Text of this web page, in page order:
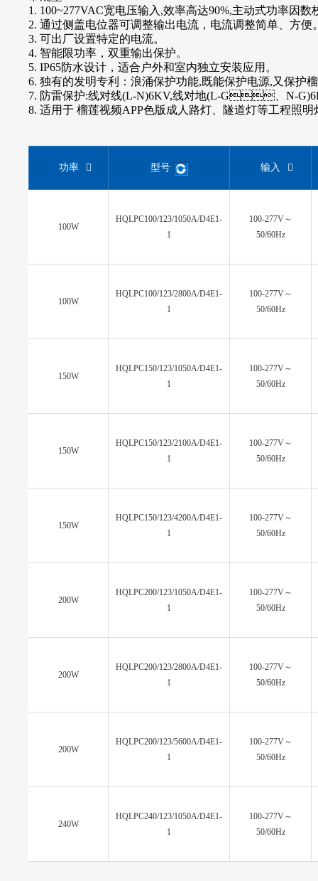
1. 100~277VAC宽电压输入,效率高达90%,主动式功率因数校
2. 通过侧盖电位器可调整输出电流，电流调整简单、方便
3. 可出厂设置特定的电流。
4. 智能限功率，双重输出保护。
5. IP65防水设计，适合户外和室内独立安装应用。
6. 独有的发明专利：浪涌保护功能,既能保护电源,又保护
7. 防雷保护:线对线(L-N)6KV,线对地(L-G、N-
8. 适用于 榴莲视频APP色版成人路灯、隧道灯等工程照明
1. 100~277VAC宽电压输入,效率高达90%,主动式功率因数校
2. 通过侧盖电位器可调整输出电流，电流调整简单、方便
3. 可出厂设置特定的电流。
4. 智能限功率，双重输出保护。
5. 支持1-10V/PWM调光功能。
6. 可设定 定时调光功能。
7. IP65防水设计，适合户外和室内独立安装应用。
8. 独有的发明专利：浪涌保护功能,既能保护电源,又保护榴
功率 型号 输入
100W
HQLPC100/123/1050A/D4E1-
1
100-277V～
50/60Hz
100W
HQLPC100/123/2800A/D4E1-
1
100-277V～
50/60Hz
150W
HQLPC150/123/1050A/D4E1-
1
100-277V～
50/60Hz
150W
HQLPC150/123/2100A/D4E1-
1
100-277V～
50/60Hz
150W
HQLPC150/123/4200A/D4E1-
1
100-277V～
50/60Hz
200W
HQLPC200/123/1050A/D4E1-
1
100-277V～
50/60Hz
200W
HQLPC200/123/2800A/D4E1-
1
100-277V～
50/60Hz
200W
HQLPC200/123/5600A/D4E1-
1
100-277V～
50/60Hz
240W
HQLPC240/123/1050A/D4E1-
1
100-277V～
50/60Hz